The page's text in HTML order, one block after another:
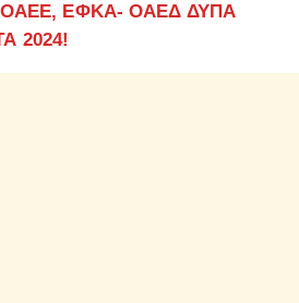
ΟΑΕΕ, ΕΦΚΑ- ΟΑΕΔ ΔΥΠΑ
2024!